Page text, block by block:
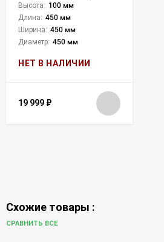
Высота: 100 мм
Длина: 450 мм
Ширина: 450 мм
Диаметр: 450 мм
НЕТ В НАЛИЧИИ
19 999 ₽
Схожие товары :
СРАВНИТЬ ВСЕ